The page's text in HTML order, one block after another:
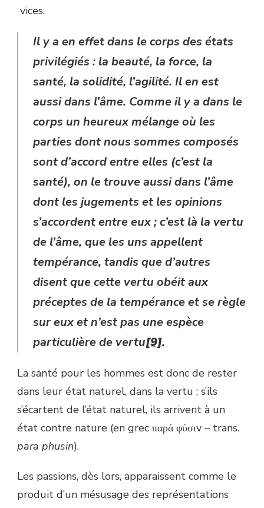
vices.
Il y a en effet dans le corps des états
privilégiés : la beauté, la force, la
santé, la solidité, l’agilité. Il en est
aussi dans l’âme. Comme il y a dans le
corps un heureux mélange où les
parties dont nous sommes composés
sont d’accord entre elles (c’est la
santé), on le trouve aussi dans l’âme
dont les jugements et les opinions
s’accordent entre eux ; c’est là la vertu
de l’âme, que les uns appellent
tempérance, tandis que d’autres
disent que cette vertu obéit aux
préceptes de la tempérance et se règle
sur eux et n’est pas une espèce
particulière de vertu[9].
La santé pour les hommes est donc de rester
dans leur état naturel, dans la vertu ; s’ils
s’écartent de l’état naturel, ils arrivent à un
état contre nature (en grec παρά φύσιv – trans.
para phusin).
Les passions, dès lors, apparaissent comme le
produit d’un mésusage des représentations